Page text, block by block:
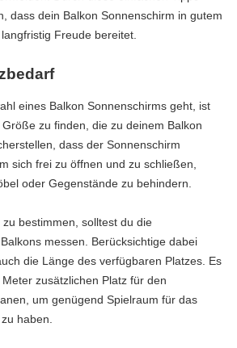
dass dein Balkon Sonnenschirm in gutem
Freude bereitet.
eines Balkon Sonnenschirms geht, ist
zu finden, die zu deinem Balkon
dass der Sonnenschirm
sich frei zu öffnen und zu schließen,
oder Gegenstände zu behindern.
bestimmen, solltest du die
messen. Berücksichtige dabei
die Länge des verfügbaren Platzes. Es
zusätzlichen Platz für den
um genügend Spielraum für das
haben.